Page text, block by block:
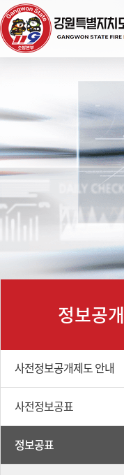
정보공개
사전정보공개제도 안내
사전정보공표
정보공표